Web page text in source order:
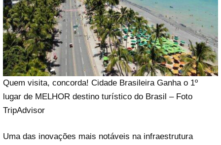
Quem visita, concorda! Cidade Brasileira Ganha o 1º
lugar de MELHOR destino turístico do Brasil – Foto
TripAdvisor
Uma das inovações mais notáveis na infraestrutura